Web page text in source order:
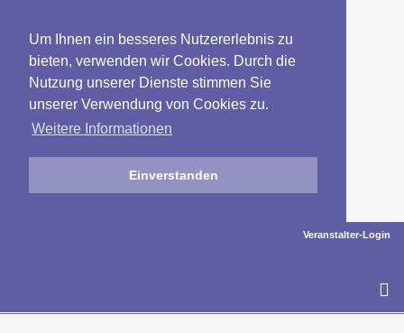
Um Ihnen ein besseres Nutzererlebnis zu
bieten, verwenden wir Cookies. Durch die
Nutzung unserer Dienste stimmen Sie
unserer Verwendung von Cookies zu.
Weitere Informationen
Einverstanden
Veranstalter-Login